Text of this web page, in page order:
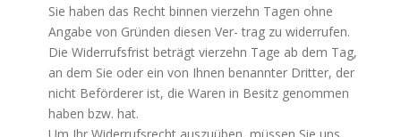
Sie haben das Recht binnen vierzehn Tagen ohne
Angabe von Gründen diesen Ver- trag zu widerrufen.
Die Widerrufsfrist beträgt vierzehn Tage ab dem Tag,
an dem Sie oder ein von Ihnen benannter Dritter, der
nicht Beförderer ist, die Waren in Besitz genommen
haben bzw. hat.